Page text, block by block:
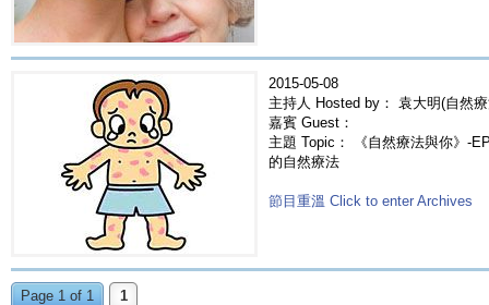
2015-05-08
主持人 Hosted by： 袁大明(自然
嘉賓 Guest：
主題 Topic： 《自然療法與你》-
的自然療法
節目重溫 Click to enter Archives
Page 1 of 1 1